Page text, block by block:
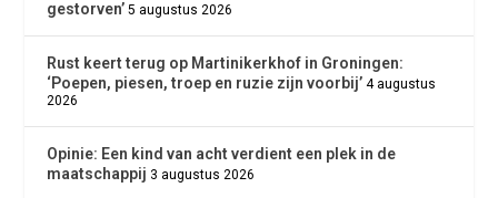
gestorven’ 5 augustus 2026
Rust keert terug op Martinikerkhof in Groningen:
‘Poepen, piesen, troep en ruzie zijn voorbij’ 4 augustus
2026
Opinie: Een kind van acht verdient een plek in de
maatschappij 3 augustus 2026